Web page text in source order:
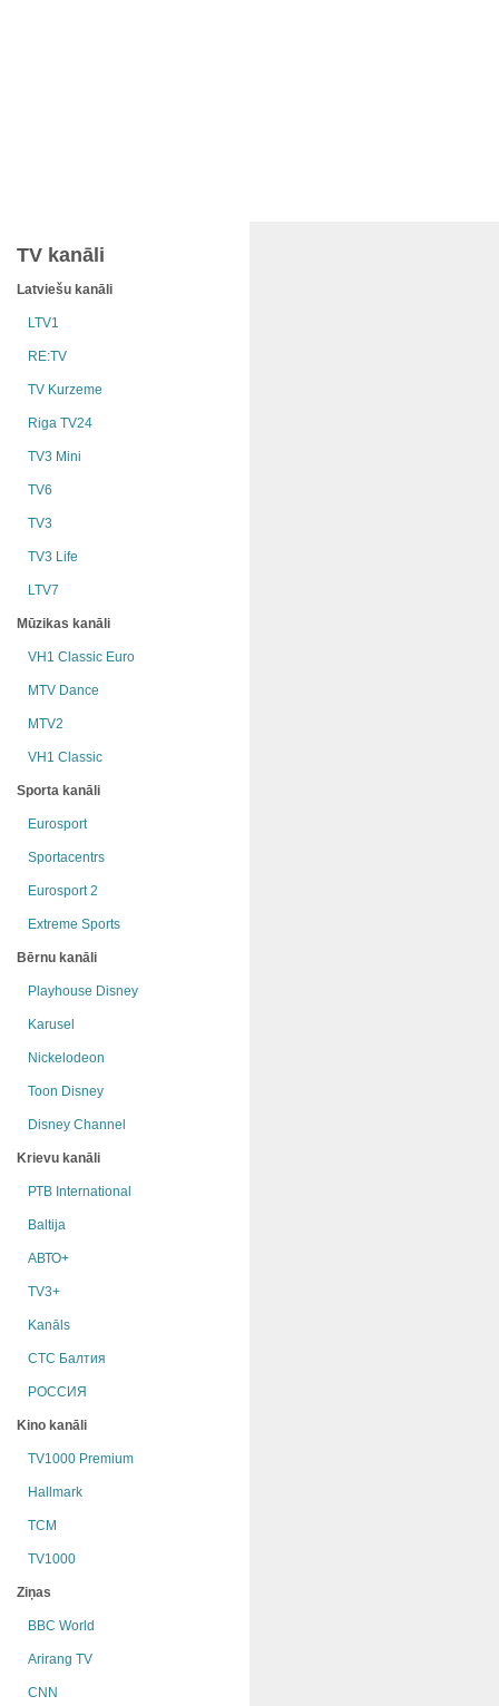
TV kanāli
Latviešu kanāli
LTV1
RE:TV
TV Kurzeme
Riga TV24
TV3 Mini
TV6
TV3
TV3 Life
LTV7
Mūzikas kanāli
VH1 Classic Euro
MTV Dance
MTV2
VH1 Classic
Sporta kanāli
Eurosport
Sportacentrs
Eurosport 2
Extreme Sports
Bērnu kanāli
Playhouse Disney
Karusel
Nickelodeon
Toon Disney
Disney Channel
Krievu kanāli
РТB International
Baltija
АВТО+
TV3+
Kanāls
СТС Балтия
РОССИЯ
Kino kanāli
TV1000 Premium
Hallmark
TCM
TV1000
Ziņas
BBC World
Arirang TV
CNN